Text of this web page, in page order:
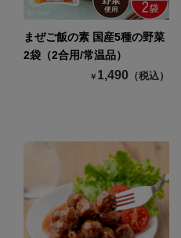
まぜご飯の素 国産5種の野菜
2袋（2合用/常温品）
￥ 1,490 （税込）